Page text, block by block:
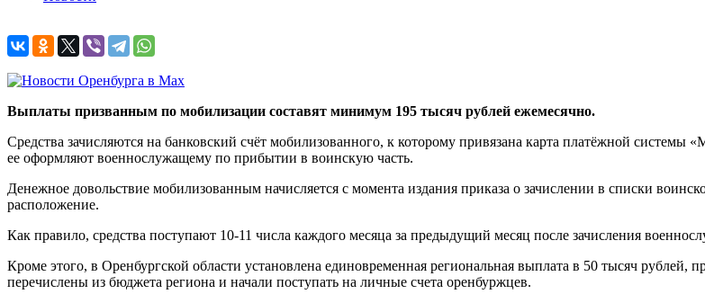
Выплаты призванным по мобилизации составят минимум 195 тысяч рублей ежемесячно.
Средства зачисляются на банковский счёт мобилизованного, к которому привязана карта платёжной
ее оформляют военнослужащему по прибытии в воинскую часть.
Денежное довольствие мобилизованным начисляется с момента издания приказа о зачислении в списки
расположение.
Как правило, средства поступают 10-11 числа каждого месяца за предыдущий месяц после зачисления
Кроме этого, в Оренбургской области установлена единовременная региональная выплата в 50 тысяч
перечислены из бюджета региона и начали поступать на личные счета оренбуржцев.